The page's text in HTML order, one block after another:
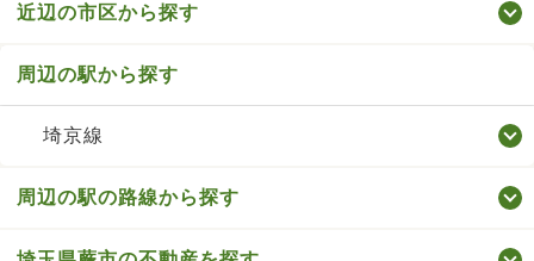
近辺の市区から探す
周辺の駅から探す
埼京線
周辺の駅の路線から探す